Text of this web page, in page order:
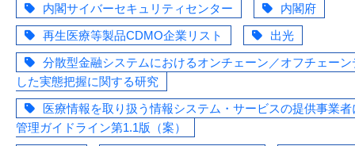
内閣サイバーセキュリティセンター
内閣府
再生医療等製品CDMO企業リスト
出光
分散型金融システムにおけるオンチェーン／オフチェー
した実態把握に関する研究
医療情報を取り扱う情報システム・サービスの提供事業
管理ガイドライン第1.1版（案）